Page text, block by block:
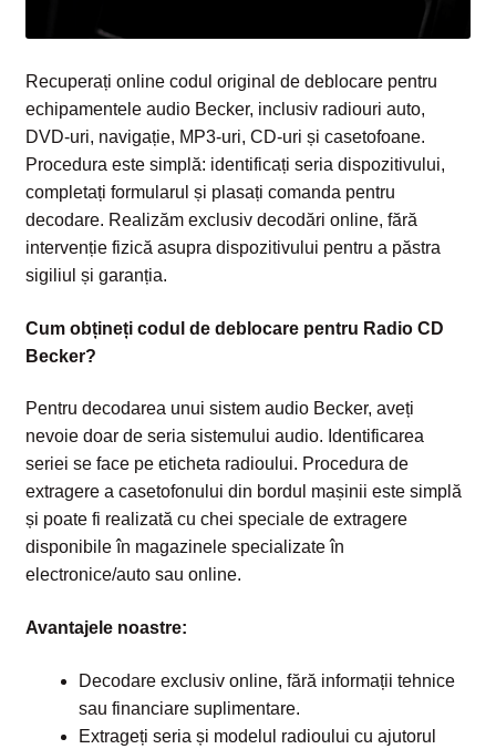
Recuperați online codul original de deblocare pentru
echipamentele audio Becker, inclusiv radiouri auto,
DVD-uri, navigație, MP3-uri, CD-uri și casetofoane.
Procedura este simplă: identificați seria dispozitivului,
completați formularul și plasați comanda pentru
decodare. Realizăm exclusiv decodări online, fără
intervenție fizică asupra dispozitivului pentru a păstra
sigiliul și garanția.
Cum obțineți codul de deblocare pentru Radio CD
Becker?
Pentru decodarea unui sistem audio Becker, aveți
nevoie doar de seria sistemului audio. Identificarea
seriei se face pe eticheta radioului. Procedura de
extragere a casetofonului din bordul mașinii este simplă
și poate fi realizată cu chei speciale de extragere
disponibile în magazinele specializate în
electronice/auto sau online.
Avantajele noastre:
Decodare exclusiv online, fără informații tehnice
sau financiare suplimentare.
Extrageți seria și modelul radioului cu ajutorul